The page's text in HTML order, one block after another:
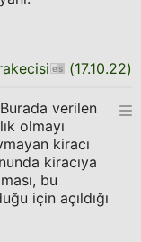
(17.10.22)
verilen
olmayı
kiracı
kiracıya
bu
için açıldığı